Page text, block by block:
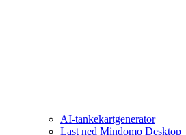
AI-tankekartgenerator
Last ned Mindomo Desktop